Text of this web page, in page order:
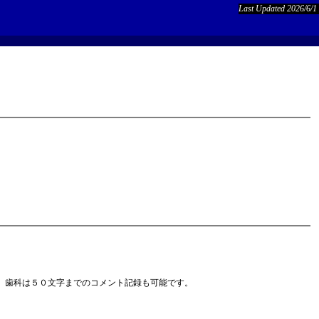
Last Updated 2026/6/1
科は５０文字までのコメント記録も可能です。